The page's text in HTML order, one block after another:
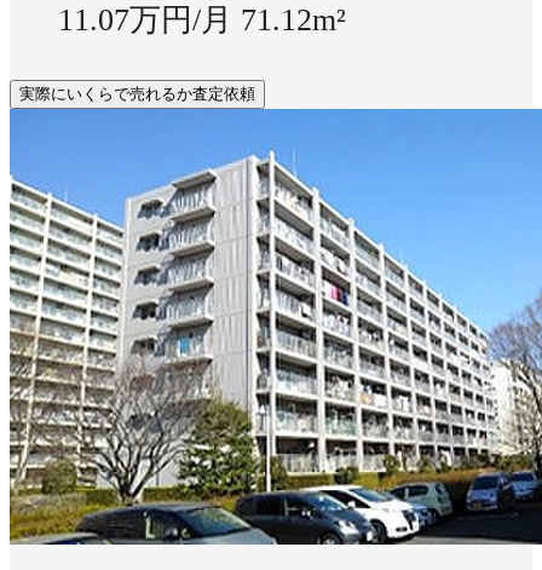
11.07万円/月 71.12m²
実際にいくらで売れるか査定依頼